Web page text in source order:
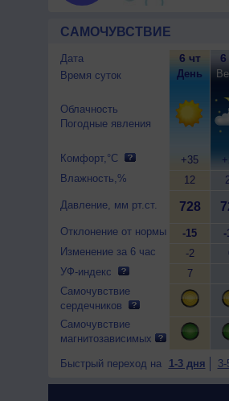
САМОЧУВСТВИЕ
Дата
Время суток
Облачность
Погодные явления
Комфорт,°C
Влажность,%
Давление, мм рт.ст.
Отклонение от нормы
Изменение за 6 час
УФ-индекс
Самочувствие
сердечников
Самочувствие
магнитозависимых
6 чт
День
+35
12
728
-15
-2
7
6
-
Быстрый переход на 1-3 дня